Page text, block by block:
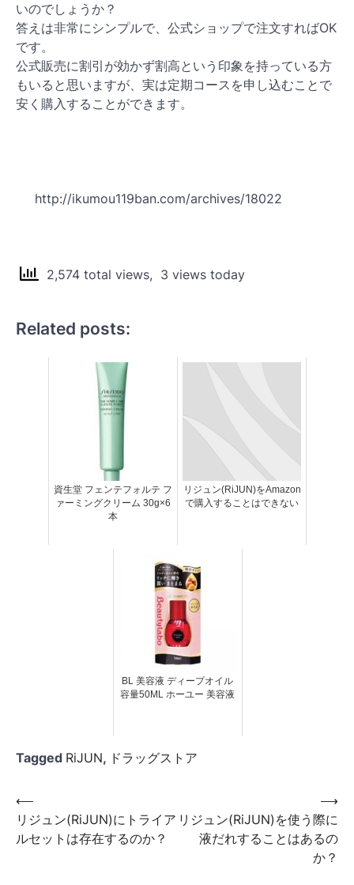
いのでしょうか？
答えは非常にシンプルで、公式ショップで注文すればOK
です。
公式販売に割引が効かず割高という印象を持っている方
もいると思いますが、実は定期コースを申し込むことで
安く購入することができます。
http://ikumou119ban.com/archives/18022
2,574 total views, 3 views today
Related posts:
資生堂 フェンテフォルテ フ
ァーミングクリーム 30g×6
本
リジュン(RiJUN)をAmazon
で購入することはできない
BL 美容液 ディープオイル
容量50ML ホーユー 美容液
Tagged RiJUN, ドラッグストア
投
稿
⟵
リジュン(RiJUN)にトライア
ルセットは存在するのか？
リジュン(RiJUN)を使う際に
液だれすることはあるの
か？
⟶